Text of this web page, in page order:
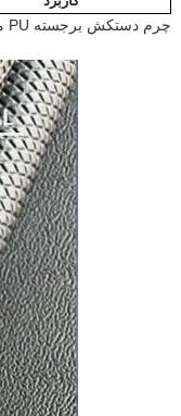
چرم دستکش برجسته PU ممتاز – چرم مصنوعی برای ورزش و ایمنی